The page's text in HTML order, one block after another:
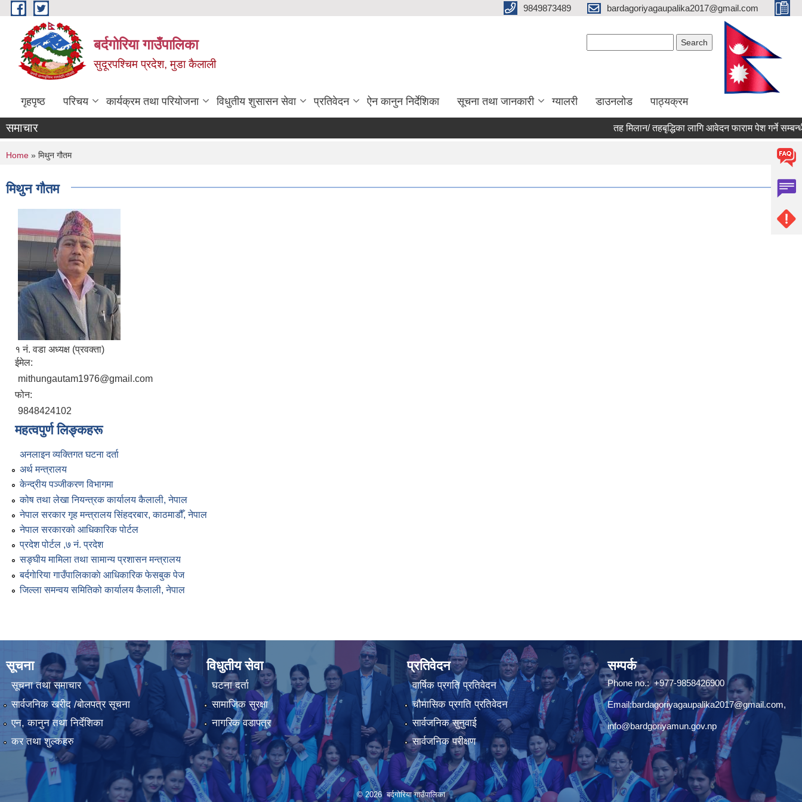
Skip to main content 9849873489 bardagoriyagaupalika2017@gmail.com
बर्दगोरिया गाउँपालिका
सुदूरपश्चिम प्रदेश, मुडा कैलाली
गृहपृष्ठ परिचय कार्यक्रम तथा परियोजना विधुतीय शुसासन सेवा प्रतिवेदन ऐन कानुन निर्देशिका सूचना तथा जानकारी ग्यालरी डाउनलोड पाठ्यक्रम
समाचार तह मिलान/ तहबृद्धिका लागि आवेदन फाराम पेश गर्ने
You are here
Home » मिथुन गौतम
मिथुन गौतम
१ नं. वडा अध्यक्ष (प्रवक्ता)
ईमेल:
mithungautam1976@gmail.com
फोन:
9848424102
महत्वपुर्ण लिङ्कहरू
अनलाइन व्यक्तिगत घटना दर्ता
अर्थ मन्त्रालय
केन्द्रीय पञ्जीकरण विभागमा
कोष तथा लेखा नियन्त्रक कार्यालय कैलाली, नेपाल
नेपाल सरकार गृह मन्त्रालय सिंहदरबार, काठमाडौँ, नेपाल
नेपाल सरकारको आधिकारिक पोर्टल
प्रदेश पोर्टल ,७ नं. प्रदेश
सङ्घीय मामिला तथा सामान्य प्रशासन मन्त्रालय
बर्दगाेरिया गाउँपालिकाकाे आधिकारिक फेसबुक पेज
जिल्ला समन्वय समितिको कार्यालय कैलाली, नेपाल
सूचना
सूचना तथा समाचार
सार्वजनिक खरीद /बोलपत्र सूचना
एन, कानुन तथा निर्देशिका
कर तथा शुल्कहरु
विधुतीय सेवा
घटना दर्ता
सामाजिक सुरक्षा
नागरिक वडापत्र
प्रतिवेदन
वार्षिक प्रगति प्रतिवेदन
चौमासिक प्रगति प्रतिवेदन
सार्वजनिक सुनुवाई
सार्वजनिक परीक्षण
सम्पर्क
Phone no.: +977-9858426900
Email:bardagoriyagaupalika2017@gmail.com,
info@bardgoriyamun.gov.np
© 2026 बर्दगोरिया गाउँपालिका